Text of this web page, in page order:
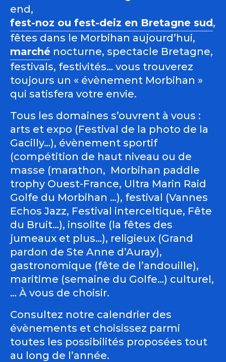
end,
fest-noz ou fest-deiz en Bretagne sud,
fêtes dans le Morbihan aujourd’hui,
marché nocturne, spectacle Bretagne,
festivals, festivités… vous trouverez
toujours un « évènement Morbihan »
qui satisfera votre envie.
Tous les domaines s’ouvrent à vous :
arts et expo (Festival de la photo de la
Gacilly…), évènement sportif
(compétition de haut niveau ou de
masse (marathon, Morbihan paddle
trophy Ouest-France, Ultra Marin Raid
Golfe du Morbihan …), festival (Vannes
Echos Jazz, Festival interceltique, Fête
du Bruit…), insolite (la fêtes des
jumeaux et plus…), religieux (Grand
pardon de Ste Anne d’Auray),
gastronomique (fête de l’andouille),
maritime (semaine du Golfe…) culturel,
… À vous de choisir.
Consultez notre calendrier des
évènements et choisissez parmi
toutes les possibilités proposées tout
au long de l’année.